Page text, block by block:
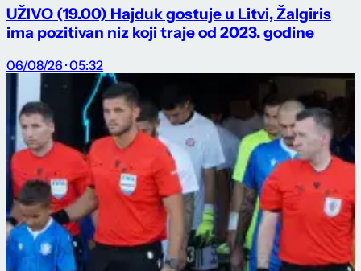
UŽIVO (19.00) Hajduk gostuje u Litvi, Žalgiris
ima pozitivan niz koji traje od 2023. godine
06/08/26 · 05:32